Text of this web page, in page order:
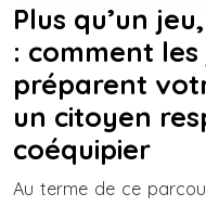
Plus qu’un
: comment
préparent
un citoyen
coéquipier
Au terme de ce